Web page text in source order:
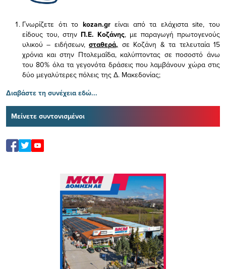
Γνωρίζετε ότι το kozan.gr είναι από τα ελάχισταsite, του
είδους του, στην Π.Ε. Κοζάνης, με παραγωγή πρωτογενούς
υλικού – ειδήσεων,σταθερά, σε Κοζάνη & τα τελευταία 15
χρόνια και στην Πτολεμαΐδα, καλύπτοντας σε ποσοστό άνω
του 80% όλα τα γεγονότα δράσεις που λαμβάνουν χώρα στις
δύο μεγαλύτερες πόλεις της Δ. Μακεδονίας;
Διαβάστε τη συνέχεια εδώ...
Μείνετε συντονισμένοι